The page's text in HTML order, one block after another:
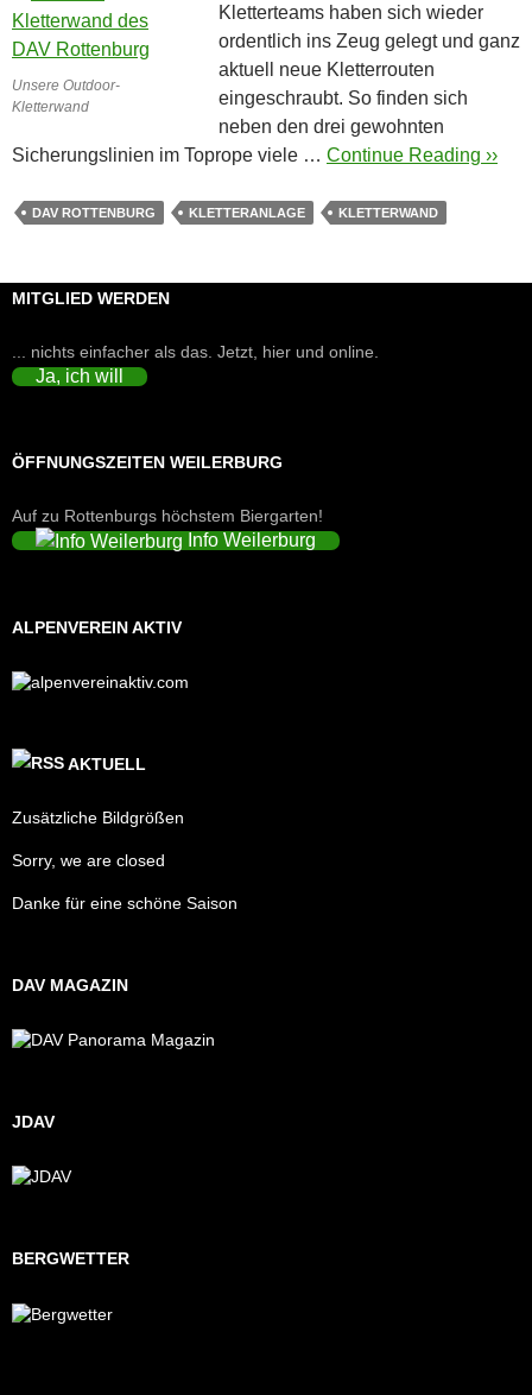
Unsere Outdoor-
Kletterwand
Kletterteams haben sich wieder
ordentlich ins Zeug gelegt und ganz
aktuell neue Kletterrouten
eingeschraubt. So finden sich
neben den drei gewohnten
Sicherungslinien im Toprope viele … Continue Reading ››
DAV ROTTENBURG KLETTERANLAGE KLETTERWAND
MITGLIED WERDEN
... nichts einfacher als das. Jetzt, hier und online.
Ja, ich will
ÖFFNUNGSZEITEN WEILERBURG
Auf zu Rottenburgs höchstem Biergarten!
Info Weilerburg
ALPENVEREIN AKTIV
AKTUELL
Zusätzliche Bildgrößen
Sorry, we are closed
Danke für eine schöne Saison
DAV MAGAZIN
JDAV
BERGWETTER